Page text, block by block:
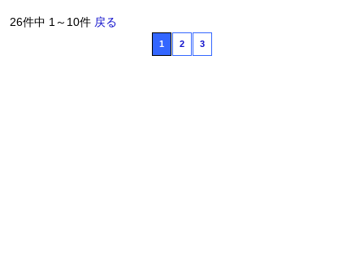
26件中 1～10件 戻る
1 2 3